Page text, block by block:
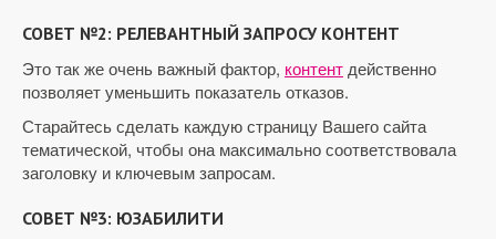
СОВЕТ №2: РЕЛЕВАНТНЫЙ ЗАПРОСУ КОНТЕНТ
Это так же очень важный фактор, контент действенно
позволяет уменьшить показатель отказов.
Старайтесь сделать каждую страницу Вашего сайта
тематической, чтобы она максимально соответствовала
заголовку и ключевым запросам.
СОВЕТ №3: ЮЗАБИЛИТИ